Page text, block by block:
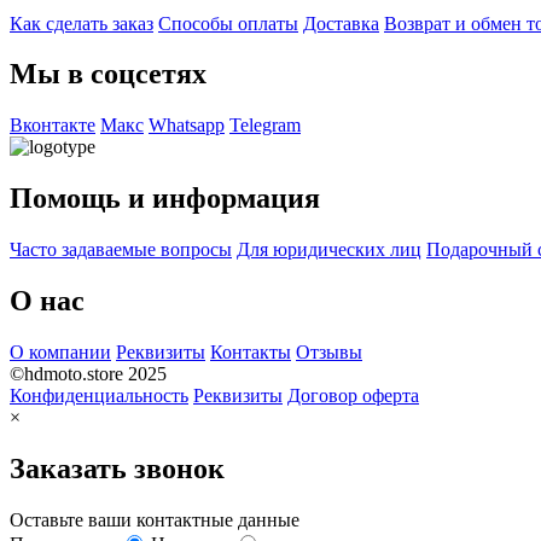
Как сделать заказ Способы оплаты Доставка Возврат и обмен
Мы в соцсетях
Вконтакте Макс Whatsapp Telegram
Помощь и информация
Часто задаваемые вопросы Для юридических лиц Подарочный
О нас
О компании Реквизиты Контакты Отзывы
©hdmoto.store 2025
Конфиденциальность Реквизиты Договор оферта
×
Заказать звонок
Оставьте ваши контактные данные